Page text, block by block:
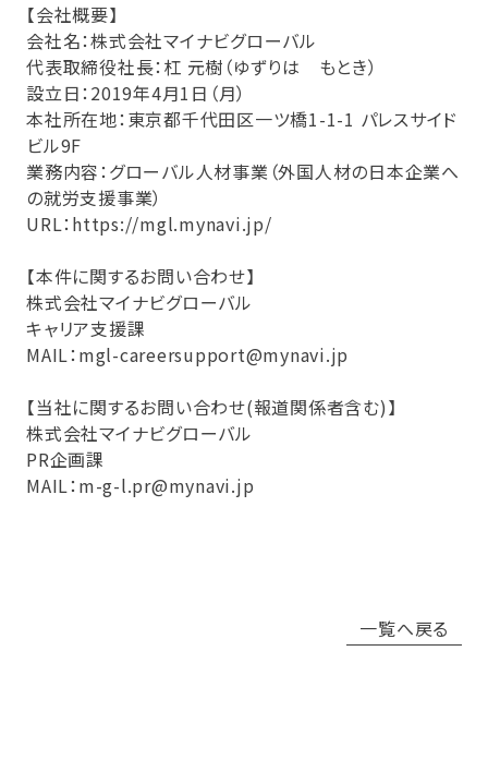
【会社概要】
会社名：株式会社マイナビグローバル
代表取締役社長：杠 元樹（ゆずりは もとき）
設立日：2019年4月1日（月）
本社所在地：東京都千代田区一ツ橋1-1-1 パレスサイド
ビル9F
業務内容：グローバル人材事業（外国人材の日本企業へ
の就労支援事業）
URL： https://mgl.mynavi.jp/
【本件に関するお問い合わせ】
株式会社マイナビグローバル
キャリア支援課
MAIL：mgl-careersupport@mynavi.jp
【当社に関するお問い合わせ(報道関係者含む)】
株式会社マイナビグローバル
PR企画課
MAIL：m-g-l.pr@mynavi.jp
一覧へ戻る